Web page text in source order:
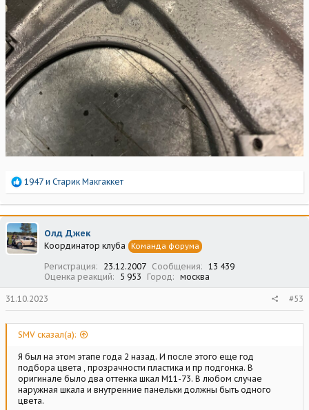
Р
а
к
ц
и
и
1947 и Старик Макгаккет
Олд Джек
Координатор клуба Команда форума
Регистрация 23.12.2007 Сообщения
13 439
Оценка реакций
5 953 Город москва
31.10.2023 #53
SMV сказал(а):
Я был на этом этапе года 2 назад. И после этого еще год
подбора цвета , прозрачности пластика и пр подгонка. В
оригинале было два оттенка шкал М11-73. В любом случае
наружная шкала и внутренние панельки должны быть одного
цвета.